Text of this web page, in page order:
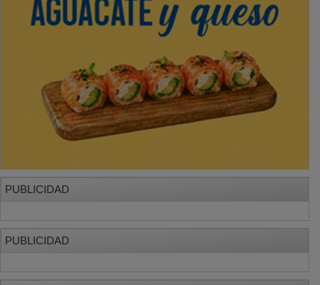
PUBLICIDAD
PUBLICIDAD